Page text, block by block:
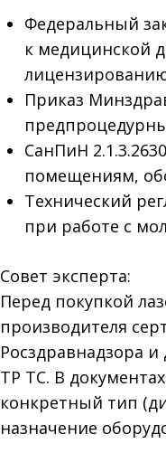
Федеральный
к медицинской
Приказ
СанПиН
помещениям,
Технический
при работе с
Совет эксперта:
Перед покупкой
производителя
Росздравнадзора
ТР ТС. В
конкретный тип
назначение